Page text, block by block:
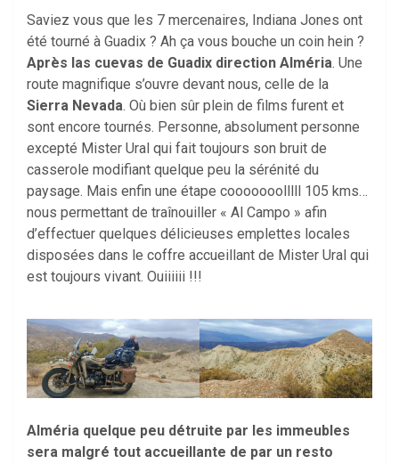
Saviez vous que les 7 mercenaires, Indiana Jones ont
été tourné à Guadix ? Ah ça vous bouche un coin hein ?
Après las cuevas de Guadix direction Alméria. Une
route magnifique s’ouvre devant nous, celle de la
Sierra Nevada. Où bien sûr plein de films furent et
sont encore tournés. Personne, absolument personne
excepté Mister Ural qui fait toujours son bruit de
casserole modifiant quelque peu la sérénité du
paysage. Mais enfin une étape cooooooolllll 105 kms…
nous permettant de traînouiller « Al Campo » afin
d’effectuer quelques délicieuses emplettes locales
disposées dans le coffre accueillant de Mister Ural qui
est toujours vivant. Ouiiiiii !!!
Alméria quelque peu détruite par les immeubles
sera malgré tout accueillante de par un resto